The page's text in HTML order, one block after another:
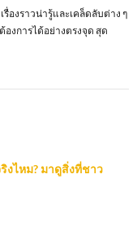
องราวน่ารู้และเคล็ดลับต่าง ๆ
งการได้อย่างตรงจุด สุด
งไหม? มาดูสิ่งที่ชาว